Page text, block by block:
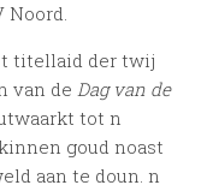
Noord.
t titellaid der twij
van de Dag van de
tot n
goud noast
aan te doun. n